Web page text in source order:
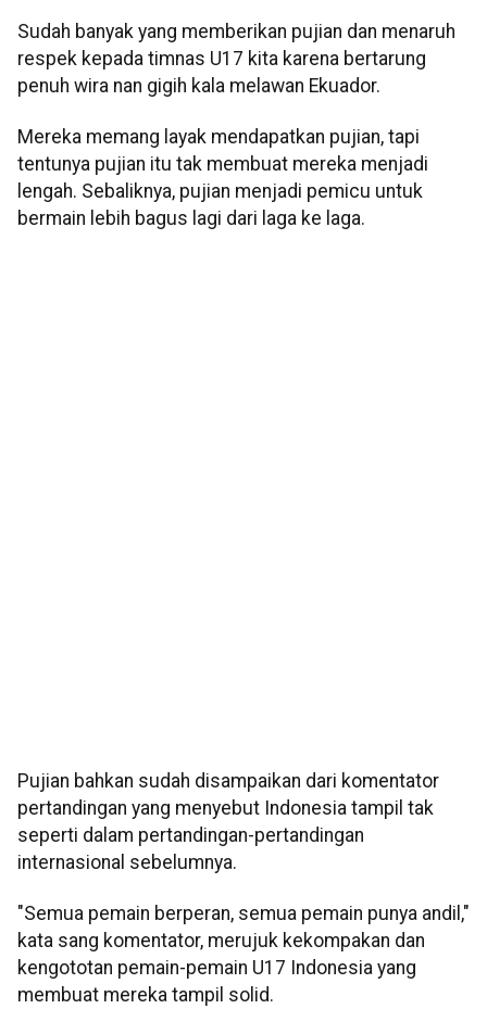
Sudah banyak yang memberikan pujian dan menaruh
respek kepada timnas U17 kita karena bertarung
penuh wira nan gigih kala melawan Ekuador.
Mereka memang layak mendapatkan pujian, tapi
tentunya pujian itu tak membuat mereka menjadi
lengah. Sebaliknya, pujian menjadi pemicu untuk
bermain lebih bagus lagi dari laga ke laga.
Pujian bahkan sudah disampaikan dari komentator
pertandingan yang menyebut Indonesia tampil tak
seperti dalam pertandingan-pertandingan
internasional sebelumnya.
"Semua pemain berperan, semua pemain punya andil,"
kata sang komentator, merujuk kekompakan dan
kengototan pemain-pemain U17 Indonesia yang
membuat mereka tampil solid.